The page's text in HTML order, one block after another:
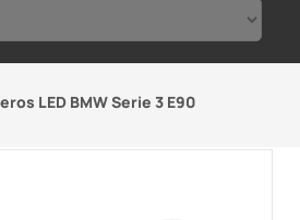
LED BMW Serie 3 E90